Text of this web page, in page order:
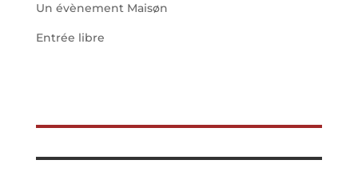
Un évènement Maisøn
Entrée libre